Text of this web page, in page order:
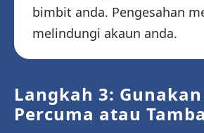
bimbit anda. Pengesahan
melindungi akaun anda.
Langkah 3:
Percuma atau